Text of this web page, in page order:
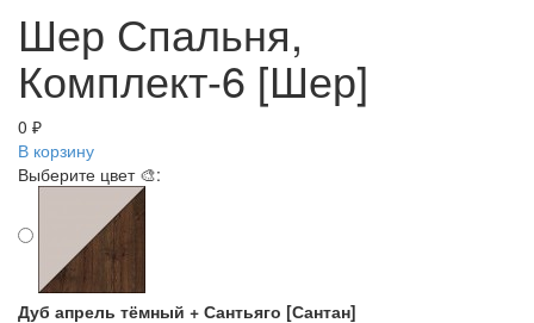
Шер Спальня,
Комплект-6 [Шер]
0 ₽
В корзину
Выберите цвет 🎨:
Дуб апрель тёмный + Сантьяго [Сантан]